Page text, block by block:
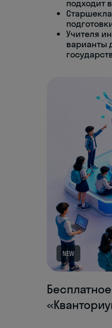
подходит
Учителя
варианты
NEW